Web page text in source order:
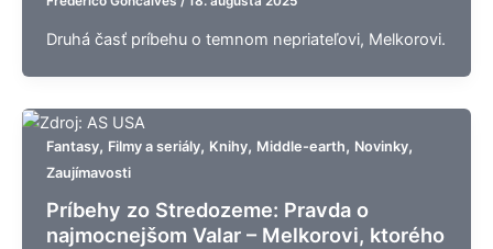
Druhá časť príbehu o temnom nepriateľovi, Melkorovi.
Fantasy, Filmy a seriály, Knihy, Middle-earth, Novinky,
Zaujímavosti
Príbehy zo Stredozeme: Pravda o
najmocnejšom Valar – Melkorovi, ktorého